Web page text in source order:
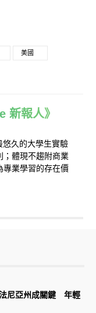
美國
新報人》
悠久的大學生實驗
；體現不趨附商業
專業學習的存在價
尼亞州成關鍵 年輕